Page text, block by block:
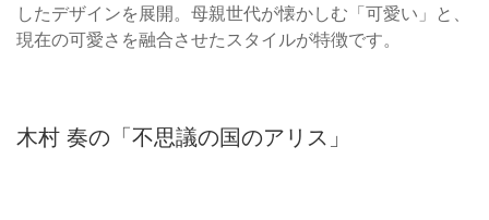
したデザインを展開。母親世代が懐かしむ「可愛い」と、
現在の可愛さを融合させたスタイルが特徴です。
木村 奏の「不思議の国のアリス」